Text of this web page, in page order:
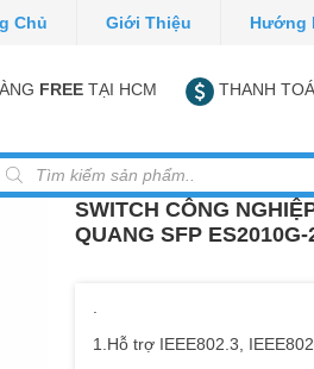
Chủ Giới Thiệu Hướng
FREE TẠI HCM THANH
kiếm sản phẩm
SWITCH CÔNG
QUANG SFP ES2010G-
.
1.Hỗ trợ IEEE802.3,